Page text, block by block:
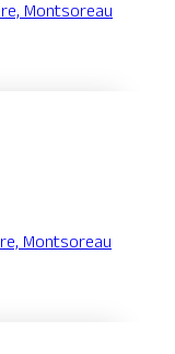
Montsoreau
Montsoreau